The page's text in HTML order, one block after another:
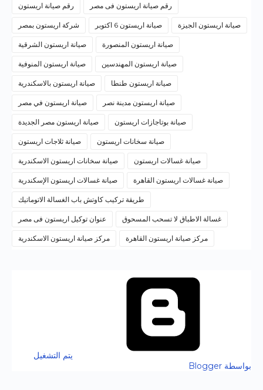
رقم صيانة اريستون رقم صيانة اريستون فى مصر
شركة اريستون بمصر صيانة اريستون 6 اكتوبر صيانة اريستون الجيزة
صيانة اريستون الشرقية صيانة اريستون المنصورة
صيانة اريستون المنوفية صيانة اريستون المهندسين
صيانة اريستون بالاسكندرية صيانة اريستون طنطا
صيانة اريستون في مصر صيانة اريستون مدينة نصر
صيانة اريستون مصر الجديدة صيانة بوتاجازات اريستون
صيانة ثلاجات اريستون صيانة سخانات اريستون
صيانة سخانات اريستون الاسكندرية صيانة غسالات اريستون
صيانة غسالات اريستون الإسكندرية صيانة غسالات اريستون القاهرة
طريقة تركيب كاوتش باب الغسالة الاتوماتيك
عنوان توكيل اريستون فى مصر غسالة الاطباق لا تسحب المسحوق
مركز صيانة اريستون الاسكندرية مركز صيانة اريستون القاهرة
‏يتم التشغيل
بواسطة Blogger